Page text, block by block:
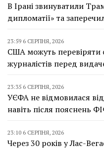
В Ірані звинуватили
дипломатії» та
23:59 6 СЕРПНЯ, 2026
США можуть перевіряти
журналістів перед
23:35 6 СЕРПНЯ, 2026
УЄФА не відмовилася
навіть після пояснень
23:10 6 СЕРПНЯ, 2026
Через 30 років у Лас-